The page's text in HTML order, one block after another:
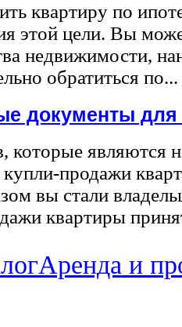
квартиру по
этой цели. Вы
недвижимости,
обратиться по...
документы
которые являются
продажи
вы стали
квартиры
Аренда и